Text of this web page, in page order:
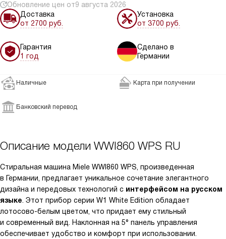
Обновление цен от9 августа 2026
Доставка
от 2700 руб.
Установка
от 3700 руб.
Гарантия
1 год
Сделано в
Германии
Наличные Карта при получении
Банковский перевод
Описание модели WWI860 WPS RU
Стиральная машина Miele WWI860 WPS, произведенная
в Германии, предлагает уникальное сочетание элегантного
дизайна и передовых технологий с интерфейсом на русском
языке . Этот прибор серии W1 White Edition обладает
лотосово-белым цветом, что придает ему стильный
и современный вид. Наклонная на 5° панель управления
обеспечивает удобство и комфорт при использовании.